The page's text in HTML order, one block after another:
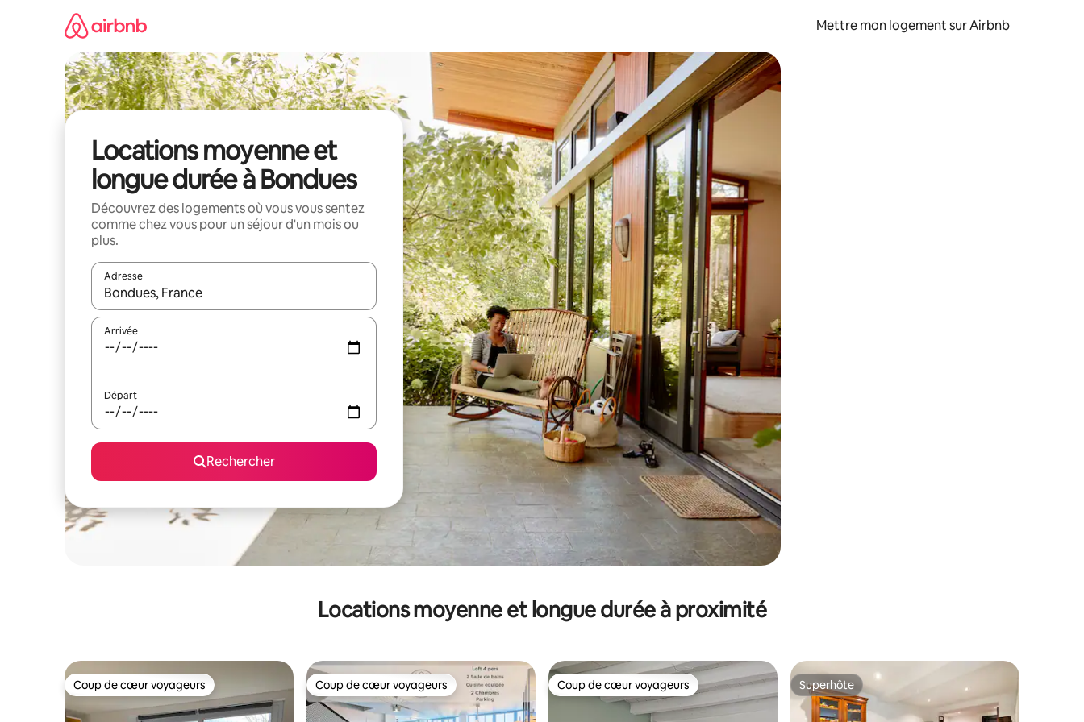
Mettre mon logement sur Airbnb
Locations moyenne et
longue durée à Bondues
Découvrez des logements où vous vous sentez
comme chez vous pour un séjour d'un mois ou
plus.
Adresse
Lorsque les résultats s'affichent, utilisez les flèches vers le haut et vers le bas pour les parcourir ou en appuyant et en faisant glisser.
Arrivée
Départ
Rechercher
Locations moyenne et longue durée à proximité
Coup de cœur voyageurs
Coup de cœur voyageurs Coup de cœur voyageurs
Coup de cœur voyageurs Coup de cœur voyageurs
Coup de cœur voyageurs Superhôte
Superhôte